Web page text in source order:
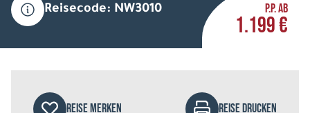
Reisecode: NW3010 P.P. AB
1.199 €
REISE MERKEN REISE DRUCKEN